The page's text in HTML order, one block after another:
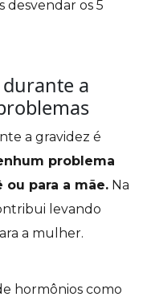
desvendar os 5
durante a
a gravidez é
problema
ou para a mãe. Na
levando
a mulher.
hormônios como